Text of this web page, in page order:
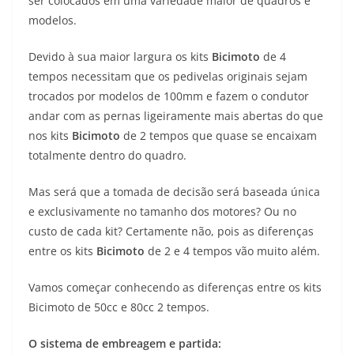
modelos.
Devido à sua maior largura os kits Bicimoto de 4
tempos necessitam que os pedivelas originais sejam
trocados por modelos de 100mm e fazem o condutor
andar com as pernas ligeiramente mais abertas do que
nos kits Bicimoto de 2 tempos que quase se encaixam
totalmente dentro do quadro.
Mas será que a tomada de decisão será baseada única
e exclusivamente no tamanho dos motores? Ou no
custo de cada kit? Certamente não, pois as diferenças
entre os kits Bicimoto de 2 e 4 tempos vão muito além.
Vamos começar conhecendo as diferenças entre os kits
Bicimoto de 50cc e 80cc 2 tempos.
O sistema de embreagem e partida: